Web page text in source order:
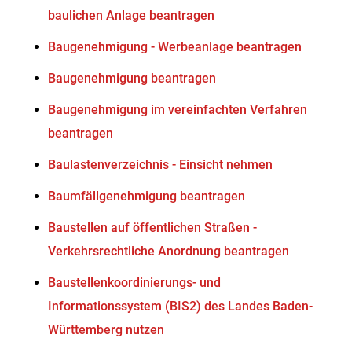
baulichen Anlage beantragen
Baugenehmigung - Werbeanlage beantragen
Baugenehmigung beantragen
Baugenehmigung im vereinfachten Verfahren
beantragen
Baulastenverzeichnis - Einsicht nehmen
Baumfällgenehmigung beantragen
Baustellen auf öffentlichen Straßen -
Verkehrsrechtliche Anordnung beantragen
Baustellenkoordinierungs- und
Informationssystem (BIS2) des Landes Baden-
Württemberg nutzen